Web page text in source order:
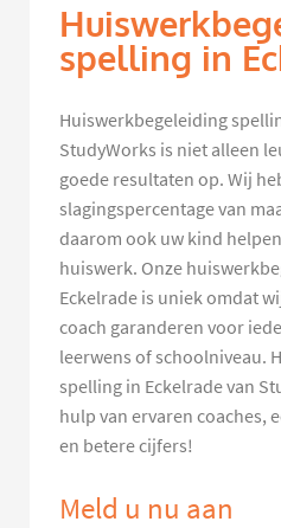
spelling in
Huiswerkbegeleiding
StudyWorks is niet alleen
goede resultaten op. Wij
slagingspercentage van
daarom ook uw kind
huiswerk. Onze
Eckelrade is uniek omdat
coach garanderen voor
leerwens of schoolniveau.
spelling in Eckelrade van
hulp van ervaren coaches,
en betere cijfers!
Meld u nu aan